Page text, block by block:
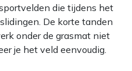
die tijdens het
De korte tanden
onder de grasmat niet
je het veld eenvoudig.